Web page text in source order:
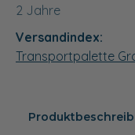
2 Jahre
Versandindex:
Transportpalette